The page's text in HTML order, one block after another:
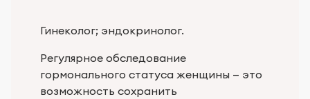
Гинеколог; эндокринолог.
Регулярное обследование
гормонального статуса женщины — это
возможность сохранить